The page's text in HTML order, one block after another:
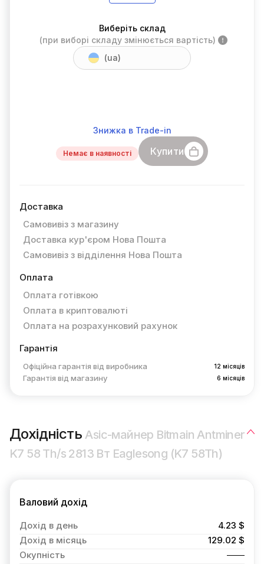
Виберіть склад
(при виборі складу змінюється вартість)
(ua)
Знижка в Trade-in
Немає в наявності Купити
Доставка
Самовивіз з магазину
Доставка кур'єром Нова Пошта
Самовивіз з відділення Нова Пошта
Оплата
Оплата готівкою
Оплата в криптовалюті
Оплата на розрахунковий рахунок
Гарантія
Офіційна гарантія від виробника 12 місяців
Гарантія від магазину 6 місяців
ДохідністьAsic-майнер Bitmain Antminer
K7 58 Th/s 2813 Вт Eaglesong (K7 58Th)
Валовий дохід
Дохід в день
4.23 $
Дохід в місяць
129.02 $
Окупність